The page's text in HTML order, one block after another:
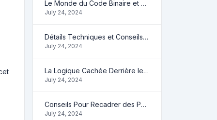
Le Monde du Code Binaire et ce que Vous Pouvez Faire
July 24, 2024
Détails Techniques et Conseils sur le Recadrage de Photos
July 24, 2024
La Logique Cachée Derrière le Système Binaire
July 24, 2024
Conseils Pour Recadrer des Photos en Ligne
July 24, 2024